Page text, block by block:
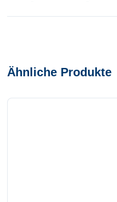
Ähnliche Produkte